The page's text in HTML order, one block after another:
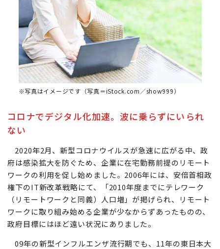
※写真はイメージです（写真＝iStock.com／show999）
コロナでデジタル化加速。波に乗らずにいられ
ない
2020年2月、新型コロナウイルスが急速に広がる中、政
府は感染拡大を防ぐため、企業に在宅勤務前提のリモート
ワークの利用を促し始めました。2006年には、安倍首相政
権下のIT新改革戦略にて、「2010年度までにテレワーク
（リモートワークと同義）人口増」が掲げられ、リモート
ワークに取り組み始める企業が少なからずあったものの、
政府目標にはほど遠い状況にありました。
09年の新型インフルエンザ流行期でも、11年の東日本大